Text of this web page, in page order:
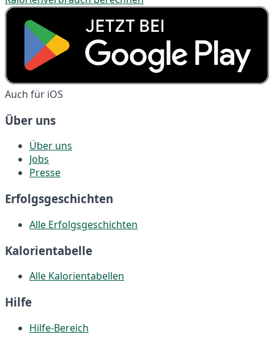
Auch für iOS
Über uns
Über uns
Jobs
Presse
Erfolgsgeschichten
Alle Erfolgsgeschichten
Kalorientabelle
Alle Kalorientabellen
Hilfe
Hilfe-Bereich